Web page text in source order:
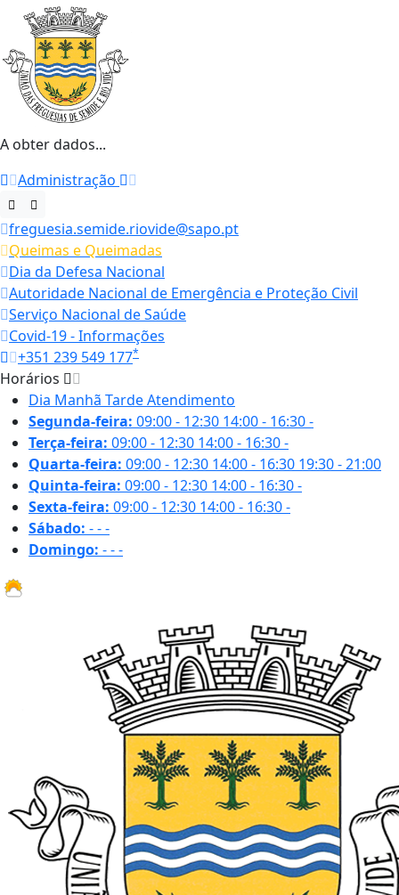
A obter dados...
Administração
freguesia.semide.riovide@sapo.pt
Queimas e Queimadas
Dia da Defesa Nacional
Autoridade Nacional de Emergência e Proteção Civil
Serviço Nacional de Saúde
Covid-19 - Informações
+351 239 549 177*
Horários
Dia Manhã TardeAtendimento
Segunda-feira: 09:00 - 12:30 14:00 - 16:30-
Terça-feira: 09:00 - 12:30 14:00 - 16:30-
Quarta-feira: 09:00 - 12:30 14:00 - 16:30 19:30 - 21:00
Quinta-feira: 09:00 - 12:30 14:00 - 16:30-
Sexta-feira: 09:00 - 12:30 14:00 - 16:30-
Sábado: ---
Domingo: ---